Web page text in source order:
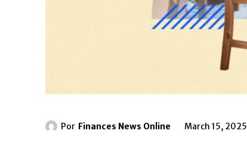
Por Finances News Online March 15, 2025